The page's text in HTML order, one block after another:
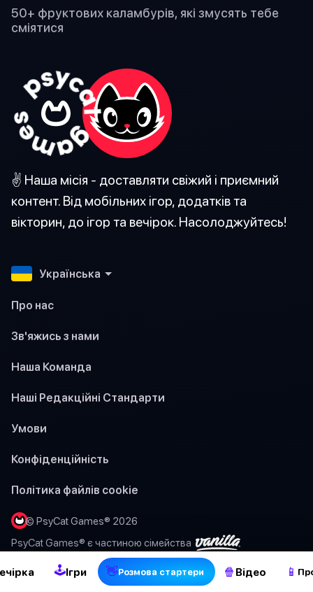
2
🕹Ігри 👋Pозмова стартери 🍿 Відео 📱
50+ фруктових каламбурів, які змусять тебе
сміятися
✌️ Наша місія - доставляти свіжий і приємний
контент. Від мобільних ігор, додатків та
вікторин, до ігор та вечірок. Насолоджуйтесь!
Українська
Про нас
Зв'яжись з нами
Наша Команда
Наші Редакційні Стандарти
Умови
Конфіденційність
Політика файлів cookie
© PsyCat Games® 2026
PsyCat Games® є частиною сімейства